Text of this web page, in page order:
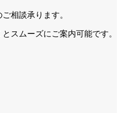
相談承ります。
スムーズにご案内可能です。